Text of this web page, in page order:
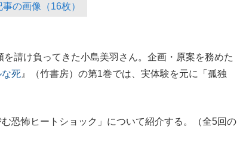
事の画像（16枚）
請け負ってきた小島美羽さん。企画・原案を務めた
死 』（竹書房）の第1巻では、実体験を元に「孤独
恐怖ヒートショック」について紹介する。（全5回の